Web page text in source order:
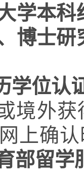
学本科
博士
学位认
境外
上确
部留学